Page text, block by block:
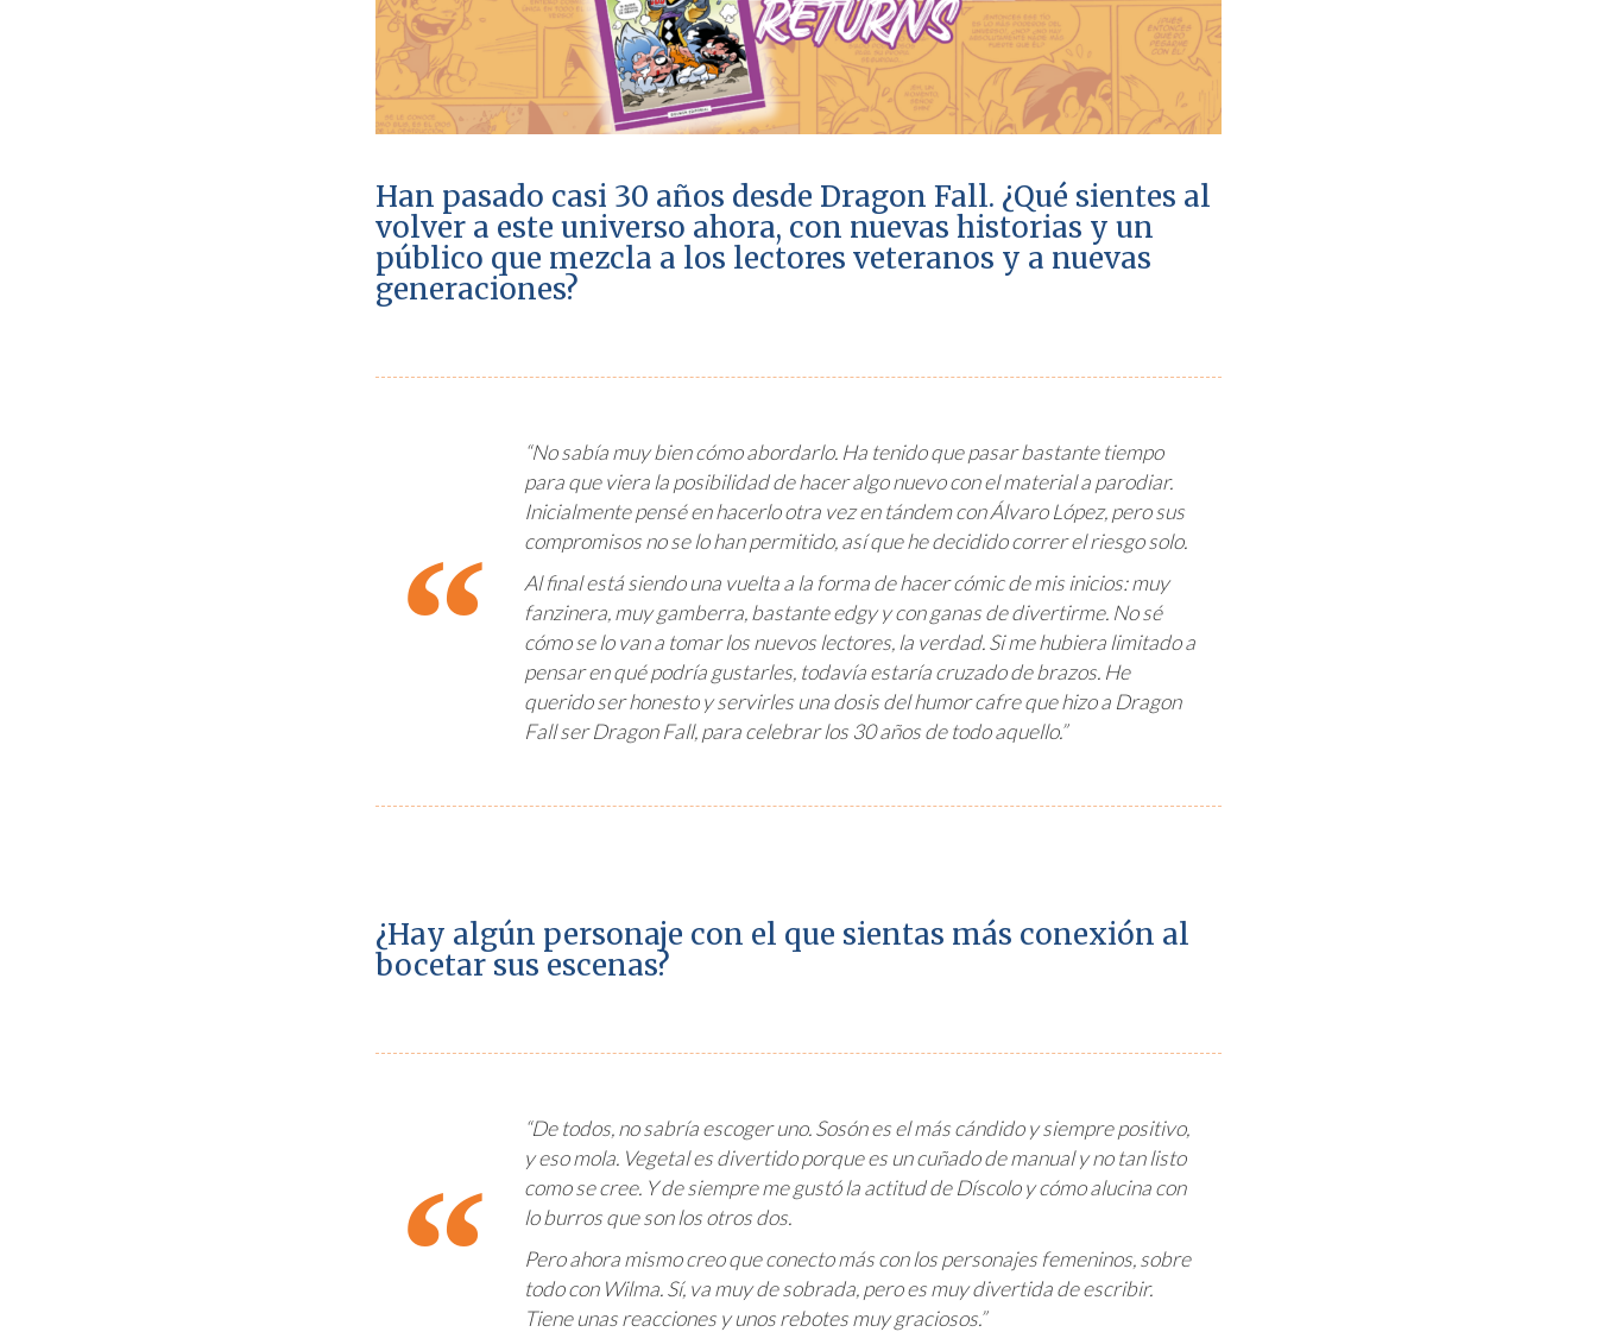
Han pasado casi 30 años desde Dragon Fall. ¿Qué sientes al
volver a este universo ahora, con nuevas historias y un
público que mezcla a los lectores veteranos y a nuevas
generaciones?
“No sabía muy bien cómo abordarlo. Ha tenido que pasar bastante tiempo
para que viera la posibilidad de hacer algo nuevo con el material a parodiar.
Inicialmente pensé en hacerlo otra vez en tándem con Álvaro López, pero sus
compromisos no se lo han permitido, así que he decidido correr el riesgo solo.
Al final está siendo una vuelta a la forma de hacer cómic de mis inicios: muy
fanzinera, muy gamberra, bastanteedgyy con ganas de divertirme. No sé
cómo se lo van a tomar los nuevos lectores, la verdad. Si me hubiera limitado a
pensar en qué podría gustarles, todavía estaría cruzado de brazos. He
querido ser honesto y servirles una dosis del humor cafre que hizo a Dragon
FallserDragon Fall, para celebrar los 30 años de todo aquello.”
¿Hay algún personaje con el que sientas más conexión al
bocetar sus escenas?
“De todos, no sabría escoger uno. Sosón es el más cándido y siempre positivo,
y eso mola. Vegetal es divertido porque es un cuñado de manual y no tan listo
como se cree. Y de siempre me gustó la actitud de Díscolo y cómo alucina con
lo burros que son los otros dos.
Pero ahora mismo creo que conecto más con los personajes femeninos, sobre
todo con Wilma. Sí, va muy de sobrada, pero es muy divertida de escribir.
Tiene unas reacciones y unos rebotes muy graciosos.”